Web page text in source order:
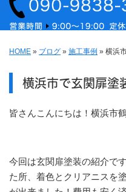
HOME » ブログ » 施工事例 » 横浜
横浜市で玄関扉塗
皆さんこんにちは！横浜市
今回は玄関扉塗装の紹介で
た所、着色とクリアニスを